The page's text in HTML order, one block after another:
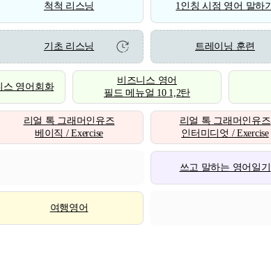
척척 리스닝 1인칭 시점 영어 말하기
기초 리스닝 트레이닝 훈련
스 영어회화
비즈니스 영어
필드 메뉴얼 10 1,2탄
리얼 톡 그래머인유즈
베이직 / Exercise
리얼 톡 그래머인유즈
인터미디엇 / Exercise
쓰고 말하는 영어일기
여행영어